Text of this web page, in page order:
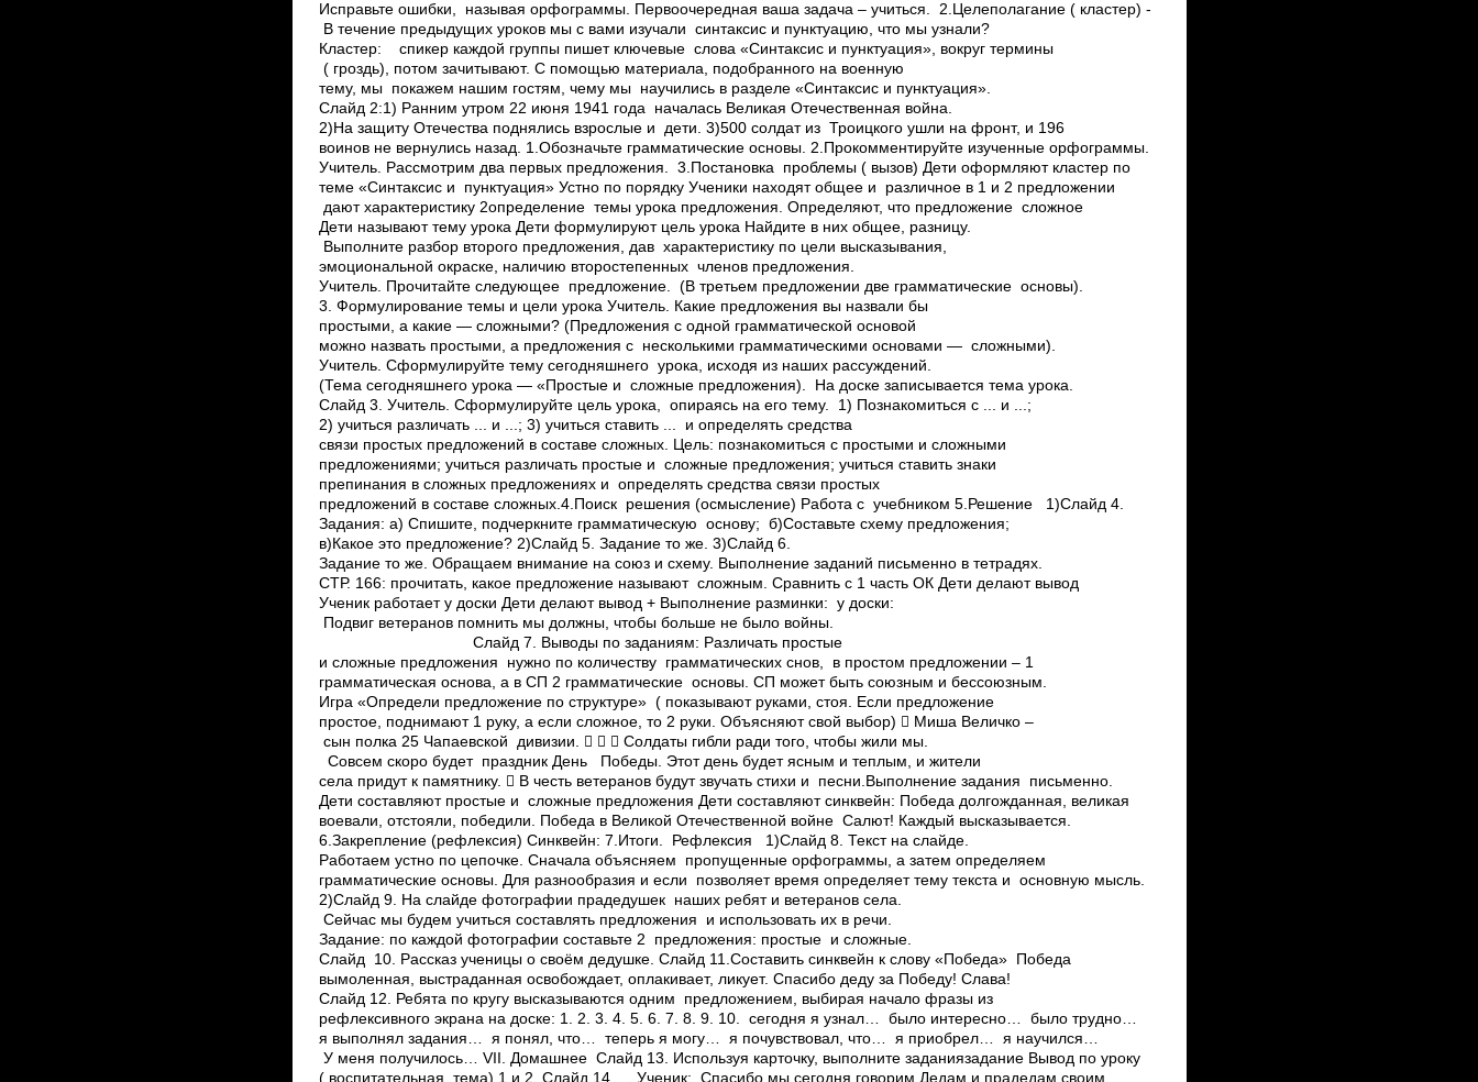
Исправьте ошибки, называя орфограммы. Первоочередная ваша задача – учиться. 2.Целеполагание ( кластер) ­
В течение предыдущих уроков мы с вами изучали синтаксис и пунктуацию, что мы узнали?
Кластер: спикер каждой группы пишет ключевые слова «Синтаксис и пунктуация», вокруг термины
( гроздь), потом зачитывают. С помощью материала, подобранного на военную
тему, мы покажем нашим гостям, чему мы научились в разделе «Синтаксис и пунктуация».
Слайд 2:1) Ранним утром 22 июня 1941 года началась Великая Отечественная война.
2)На защиту Отечества поднялись взрослые и дети. 3)500 солдат из Троицкого ушли на фронт, и 196
воинов не вернулись назад. 1.Обозначьте грамматические основы. 2.Прокомментируйте изученные орфограммы.
Учитель. Рассмотрим два первых предложения. 3.Постановка проблемы ( вызов) Дети оформляют кластер по
теме «Синтаксис и пунктуация» Устно по порядку Ученики находят общее и различное в 1 и 2 предложении
дают характеристику 2определение темы урока предложения. Определяют, что предложение сложное
Дети называют тему урока Дети формулируют цель урока Найдите в них общее, разницу.
Выполните разбор второго предложения, дав характеристику по цели высказывания,
эмоциональной окраске, наличию второстепенных членов предложения.
Учитель. Прочитайте следующее предложение. (В третьем предложении две грамматические основы).
3. Формулирование темы и цели урока Учитель. Какие предложения вы назвали бы
простыми, а какие — сложными? (Предложения с одной грамматической основой
можно назвать простыми, а предложения с несколькими грамматическими основами — сложными).
Учитель. Сформулируйте тему сегодняшнего урока, исходя из наших рассуждений.
(Тема сегодняшнего урока — «Простые и сложные предложения). На доске записывается тема урока.
Слайд 3. Учитель. Сформулируйте цель урока, опираясь на его тему. 1) Познакомиться с ... и ...;
2) учиться различать ... и ...; 3) учиться ставить ... и определять средства
связи простых предложений в составе сложных. Цель: познакомиться с простыми и сложными
предложениями; учиться различать простые и сложные предложения; учиться ставить знаки
препинания в сложных предложениях и определять средства связи простых
предложений в составе сложных.4.Поиск решения (осмысление) Работа с учебником 5.Решение 1)Слайд 4.
Задания: а) Спишите, подчеркните грамматическую основу; б)Составьте схему предложения;
в)Какое это предложение? 2)Слайд 5. Задание то же. 3)Слайд 6.
Задание то же. Обращаем внимание на союз и схему. Выполнение заданий письменно в тетрадях.
СТР. 166: прочитать, какое предложение называют сложным. Сравнить с 1 часть ОК Дети делают вывод
Ученик работает у доски Дети делают вывод + Выполнение разминки: у доски:
Подвиг ветеранов помнить мы должны, чтобы больше не было войны.
Слайд 7. Выводы по заданиям: Различать простые
и сложные предложения нужно по количеству грамматических снов, в простом предложении – 1
грамматическая основа, а в СП 2 грамматические основы. СП может быть союзным и бессоюзным.
Игра «Определи предложение по структуре» ( показывают руками, стоя. Если предложение
простое, поднимают 1 руку, а если сложное, то 2 руки. Объясняют свой выбор)  Миша Величко –
сын полка 25 Чапаевской дивизии.    Солдаты гибли ради того, чтобы жили мы.
Совсем скоро будет праздник День Победы. Этот день будет ясным и теплым, и жители
села придут к памятнику.  В честь ветеранов будут звучать стихи и песни.Выполнение задания письменно.
Дети составляют простые и сложные предложения Дети составляют синквейн: Победа долгожданная, великая
воевали, отстояли, победили. Победа в Великой Отечественной войне ­ Салют! Каждый высказывается.
6.Закрепление (рефлексия) Синквейн: 7.Итоги. Рефлексия 1)Слайд 8. Текст на слайде.
Работаем устно по цепочке. Сначала объясняем пропущенные орфограммы, а затем определяем
грамматические основы. Для разнообразия и если позволяет время определяет тему текста и основную мысль.
2)Слайд 9. На слайде фотографии прадедушек наших ребят и ветеранов села.
Сейчас мы будем учиться составлять предложения и использовать их в речи.
Задание: по каждой фотографии составьте 2 предложения: простые и сложные.
Слайд 10. Рассказ ученицы о своём дедушке. Слайд 11.Составить синквейн к слову «Победа» Победа
вымоленная, выстраданная освобождает, оплакивает, ликует. Спасибо деду за Победу! Слава!
Слайд 12. Ребята по кругу высказываются одним предложением, выбирая начало фразы из
рефлексивного экрана на доске: 1. 2. 3. 4. 5. 6. 7. 8. 9. 10. сегодня я узнал… было интересно… было трудно…
я выполнял задания… я понял, что… теперь я могу… я почувствовал, что… я приобрел… я научился…
У меня получилось… VII. Домашнее Слайд 13. Используя карточку, выполните заданиязадание Вывод по уроку
( воспитательная тема) 1 и 2. Слайд 14 . Ученик: Спасибо мы сегодня говорим Дедам и прадедам своим,